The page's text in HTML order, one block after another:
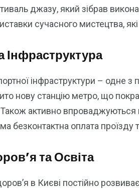
джазу, який зібрав
сучасного мистецтва,
Інфраструктура
інфраструктури – одне з
нову станцію метро, що
активно впроваджуються
безконтактна оплата
та Освіта
в Києві постійно